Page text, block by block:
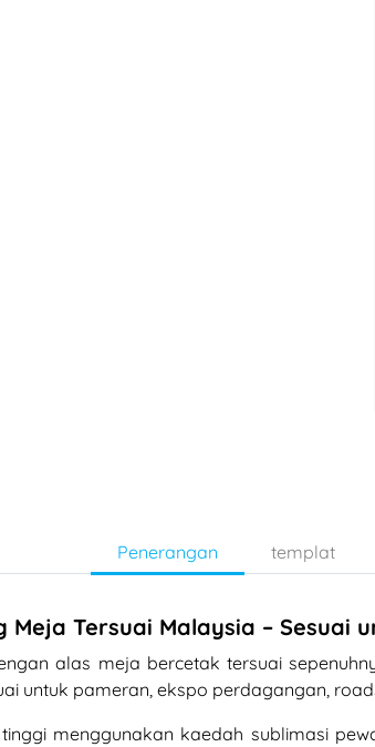
Penerangan templat
Meja Tersuai Malaysia – Sesuai
alas meja bercetak tersuai
untuk pameran, ekspo perdagangan,
menggunakan kaedah sublimasi